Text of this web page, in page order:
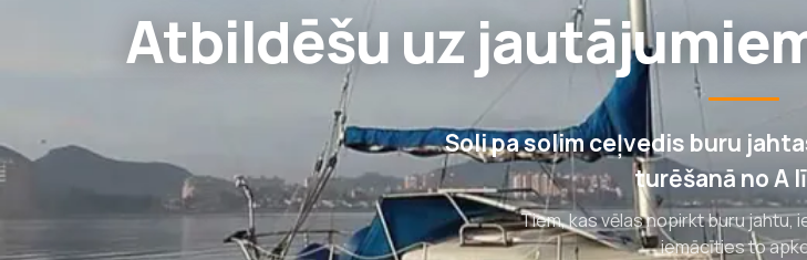
Atbildēšu uz
Soli pa solim ceļvedis buru
turēšanā no A
Tiem, kas vēlas nopirkt buru jahtu,
iemācīties to